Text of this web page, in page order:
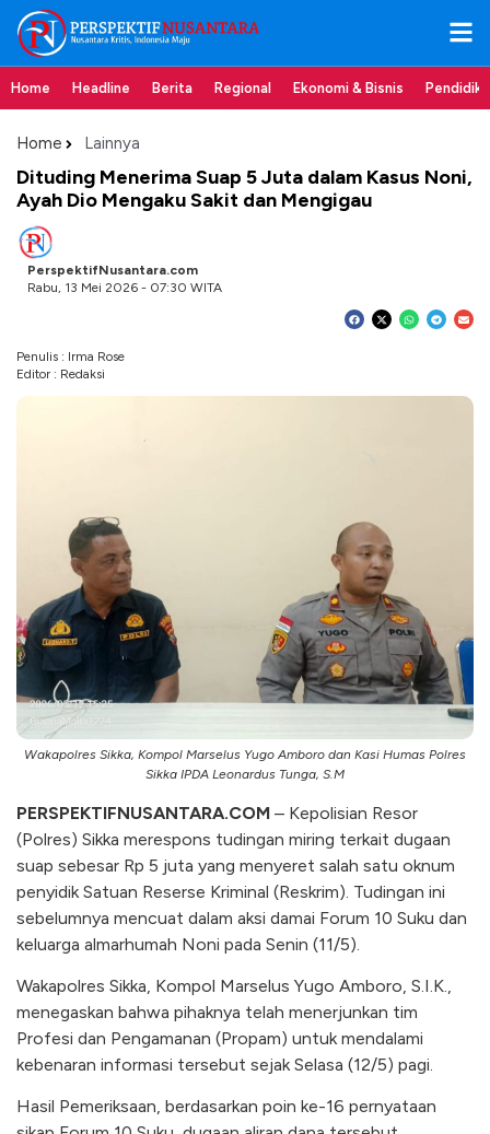
Home Headline Berita Regional Ekonomi & Bisnis
Home Lainnya
Dituding Menerima Suap 5 Juta dalam Kasus Noni,
Ayah Dio Mengaku Sakit dan Mengigau
PerspektifNusantara.com
Rabu, 13 Mei 2026 - 07:30 WITA
Penulis : Irma Rose
Editor : Redaksi
Wakapolres Sikka, Kompol Marselus Yugo Amboro dan Kasi Humas Polres
Sikka IPDA Leonardus Tunga, S.M
PERSPEKTIFNUSANTARA.COM – Kepolisian Resor
(Polres) Sikka merespons tudingan miring terkait dugaan
suap sebesar Rp 5 juta yang menyeret salah satu oknum
penyidik Satuan Reserse Kriminal (Reskrim). Tudingan ini
sebelumnya mencuat dalam aksi damai Forum 10 Suku dan
keluarga almarhumah Noni pada Senin (11/5).
Wakapolres Sikka, Kompol Marselus Yugo Amboro, S.I.K.,
menegaskan bahwa pihaknya telah menerjunkan tim
Profesi dan Pengamanan (Propam) untuk mendalami
kebenaran informasi tersebut sejak Selasa (12/5) pagi.
Hasil Pemeriksaan, berdasarkan poin ke-16 pernyataan